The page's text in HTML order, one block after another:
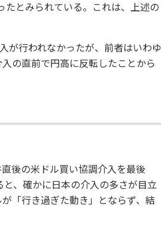
たとみられている。これは、上述の
が行われなかったが、前者はいわゆ
の直前で円高に反転したことから
後の米ドル買い協調介入を最後
、確かに日本の介入の多さが目立
「行き過ぎた動き」とならず、結